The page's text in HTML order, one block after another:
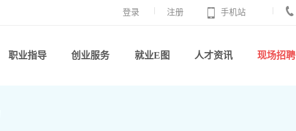
登录 注册 手机站
职业指导 创业服务 就业E图 人才资讯 现场招聘